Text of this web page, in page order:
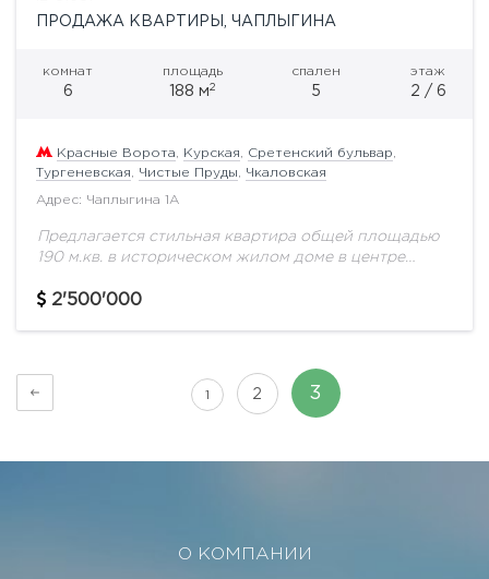
ПРОДАЖА КВАРТИРЫ, ЧАПЛЫГИНА
комнат
6
площадь
188 м2
спален
5
этаж
2 / 6
Красные Ворота Курская Сретенский бульвар
Тургеневская
Чистые Пруды Чкаловская
Адрес: Чаплыгина 1А
Предлагается стильная квартира общей площадью
190 м.кв. в историческом жилом доме в центре
братьев Грибовых, архитектор Г.А.
2'500'000
1 2 3
О КОМПАНИИ